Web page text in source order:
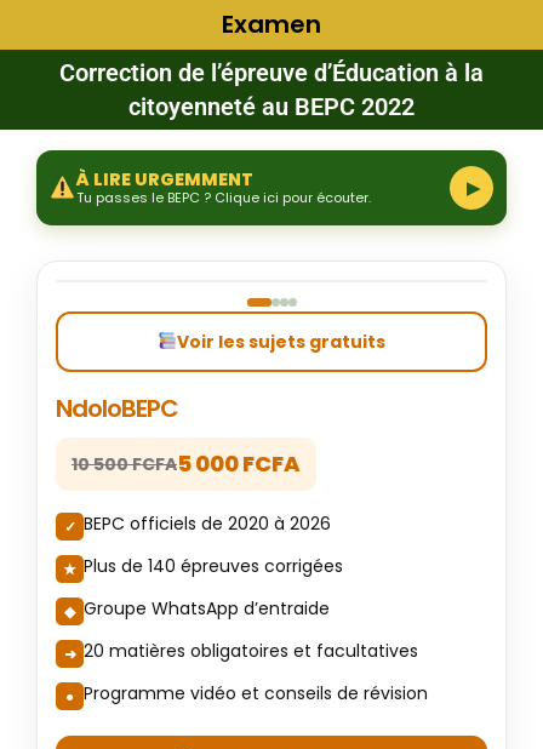
Examen
Correction de l’épreuve d’Éducation à la
citoyenneté au BEPC 2022
À LIRE URGEMMENT
Tu passes le BEPC ? Clique ici pour écouter. ▶
Voir les sujets gratuits
NdoloBEPC
10 500 FCFA5 000 FCFA
BEPC officiels de 2020 à 2026
Plus de 140 épreuves corrigées
Groupe WhatsApp d’entraide
20 matières obligatoires et facultatives
Programme vidéo et conseils de révision